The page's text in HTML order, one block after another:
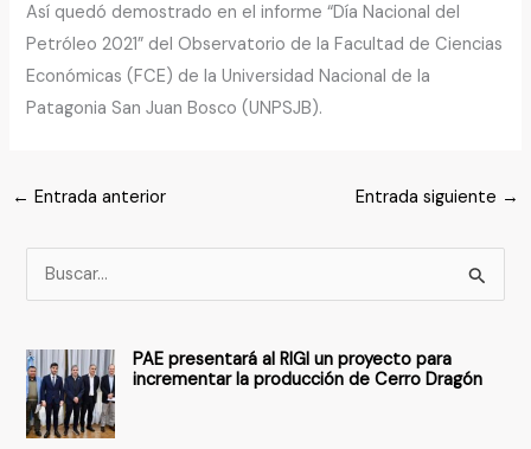
Así quedó demostrado en el informe “Día Nacional del
Petróleo 2021” del Observatorio de la Facultad de Ciencias
Económicas (FCE) de la Universidad Nacional de la
Patagonia San Juan Bosco (UNPSJB).
← Entrada anterior Entrada siguiente →
u
c
a
r
PAE presentará al RIGI un proyecto para
incrementar la producción de Cerro Dragón